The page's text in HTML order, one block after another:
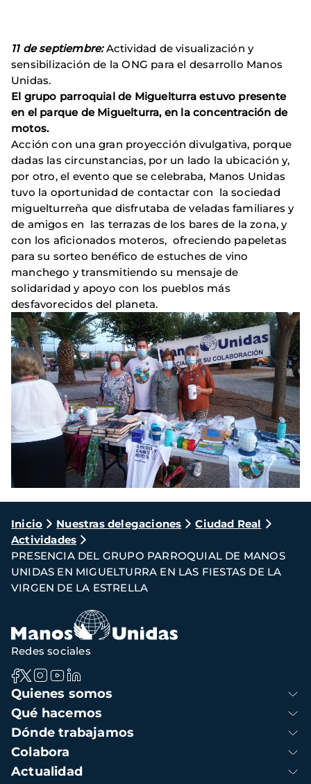
11 de septiembre:Actividad de visualización y
sensibilización de la ONG para el desarrollo Manos
Unidas.
El grupo parroquial de Miguelturra estuvo presente
en el parque de Miguelturra, en la concentración de
motos.
Acción con una gran proyección divulgativa, porque
dadas las circunstancias, por un lado la ubicación y,
por otro, el evento que se celebraba, Manos Unidas
tuvo la oportunidad de contactar con la sociedad
miguelturreña que disfrutaba de veladas familiares y
de amigos en las terrazas de los bares de la zona, y
con los aficionados moteros, ofreciendo papeletas
para su sorteo benéfico de estuches de vino
manchego y transmitiendo su mensaje de
solidaridad y apoyo con los pueblos más
desfavorecidos del planeta.
Ruta
de
navegación
Inicio Nuestras delegaciones
Ciudad Real
Actividades
PRESENCIA DEL GRUPO PARROQUIAL DE MANOS
UNIDAS EN MIGUELTURRA EN LAS FIESTAS DE LA
VIRGEN DE LA ESTRELLA
Navegación
principal
Quienes somos
Qué hacemos
Dónde trabajamos
Colabora
Actualidad
Redes sociales